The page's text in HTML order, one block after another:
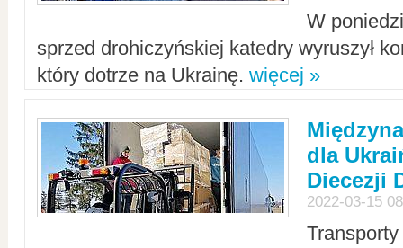
W
sprzed drohiczyńskiej katedry wyruszył
który dotrze na Ukrainę. więcej »
dla
Diecezji
2022-03-15